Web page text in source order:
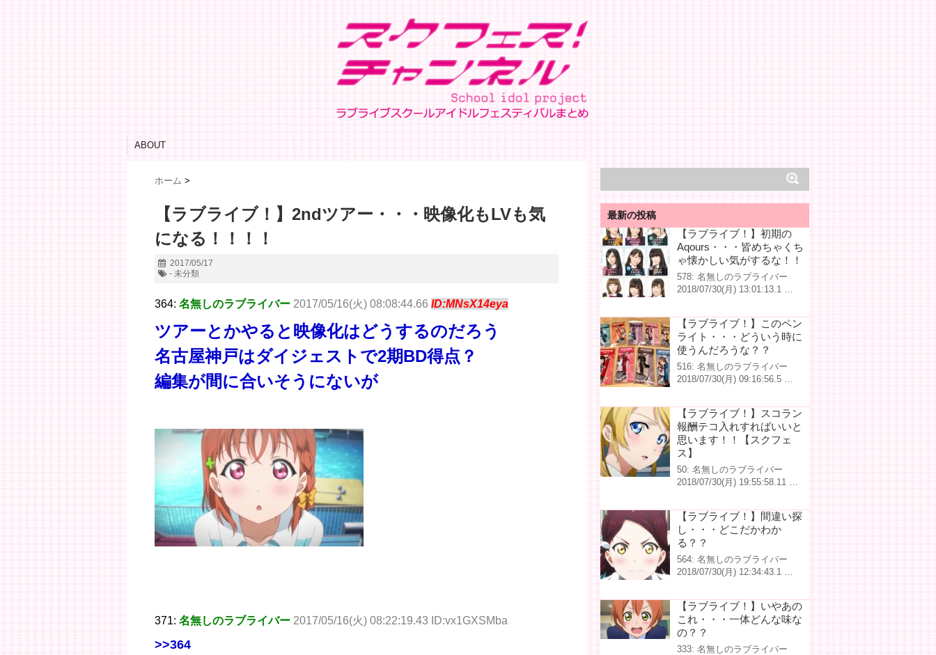
ABOUT
ホーム >
【ラブライブ！】2ndツアー・・・映像化もLVも気
になる！！！！
2017/05/17
- 未分類
364: 名無しのラブライバー 2017/05/16(火) 08:08:44.66 ID:MNsX14eya
ツアーとかやると映像化はどうするのだろう
名古屋神戸はダイジェストで2期BD得点？
編集が間に合いそうにないが
371: 名無しのラブライバー 2017/05/16(火) 08:22:19.43 ID:vx1GXSMba
>>364
最新の投稿
【ラブライブ！】初期の
Aqours・・・皆めちゃくち
ゃ懐かしい気がするな！！
578: 名無しのラブライバー
2018/07/30(月) 13:01:13.1 …
【ラブライブ！】このペン
ライト・・・どういう時に
使うんだろうな？？
516: 名無しのラブライバー
2018/07/30(月) 09:16:56.5 …
【ラブライブ！】スコラン
報酬テコ入れすればいいと
思います！！【スクフェ
ス】
50: 名無しのラブライバー
2018/07/30(月) 19:55:58.11 …
【ラブライブ！】間違い探
し・・・どこだかわか
る？？
564: 名無しのラブライバー
2018/07/30(月) 12:34:43.1 …
【ラブライブ！】いやあの
これ・・・一体どんな味な
の？？
333: 名無しのラブライバー